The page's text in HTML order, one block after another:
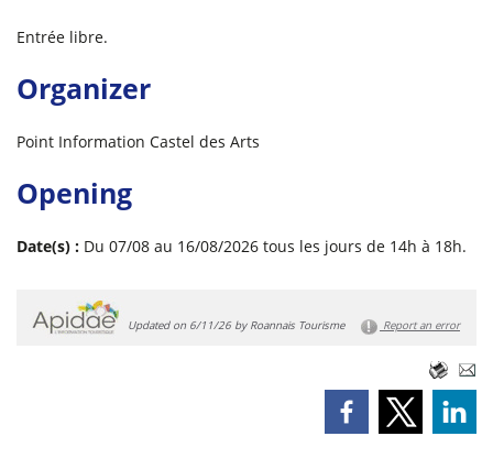
Entrée libre.
Organizer
Point Information Castel des Arts
Opening
Date(s) : Du 07/08 au 16/08/2026 tous les jours de 14h à 18h.
Updated on 6/11/26 by Roannais Tourisme Report an error